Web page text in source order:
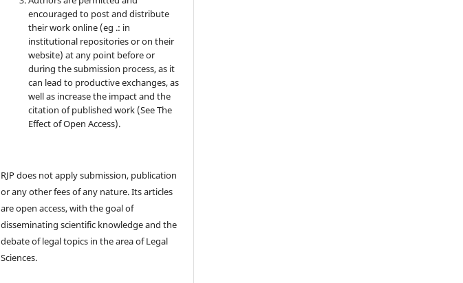
encouraged to post and distribute
their work online (eg .: in
institutional repositories or on their
website) at any point before or
during the submission process, as it
can lead to productive exchanges, as
well as increase the impact and the
citation of published work (See The
Effect of Open Access).
RJP does not apply submission, publication
or any other fees of any nature. Its articles
are open access, with the goal of
disseminating scientific knowledge and the
debate of legal topics in the area of ​​Legal
Sciences.